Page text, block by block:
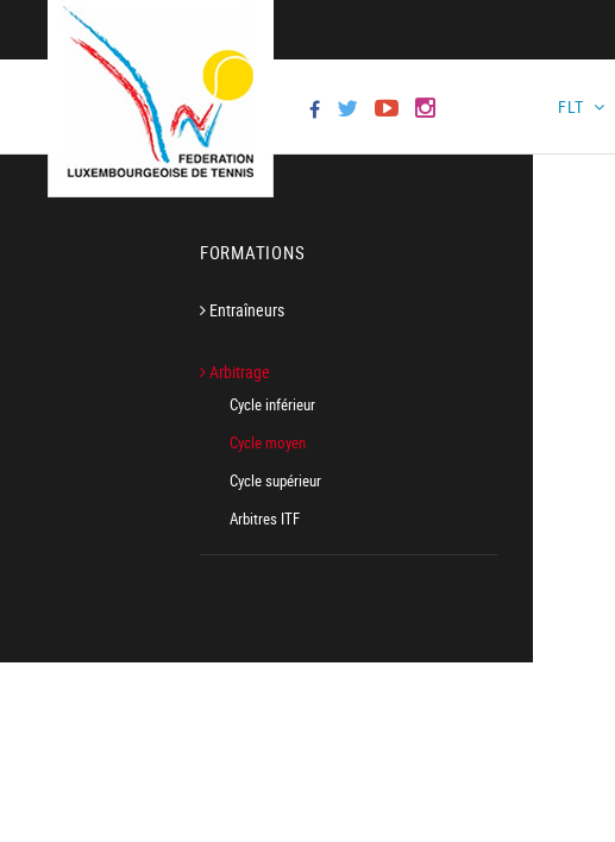
FLT
FORMATIONS
Entraîneurs
Arbitrage
Cycle inférieur
Cycle moyen
Cycle supérieur
Arbitres ITF